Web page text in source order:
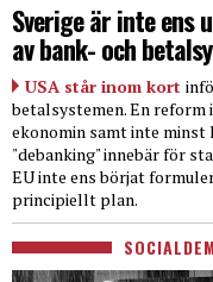
Sverige är inte ens
av bank- och
USA står inom kort
betalsystemen. En
ekonomin samt inte
"debanking" innebär för
EU inte ens börjat
principiellt plan.